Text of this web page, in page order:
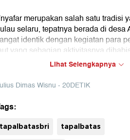
merupakan salah satu tradisi
selaru, tepatnya berada di desa
identik dengan kegiatan para
yang sebagian aktivitasnya
membudidayakan rumput laut.
bersama BRI mengadakan
yang mengulas perkembangan
hingga wisata di beberapa
Indonesia. Untuk mengetahui
program ini ikuti terus berita tentang
tapalbatas.detik.com
Lihat Selengkapnya
Dimas Wisnu - 20DETIK
tapalbatasbri tapalbatas